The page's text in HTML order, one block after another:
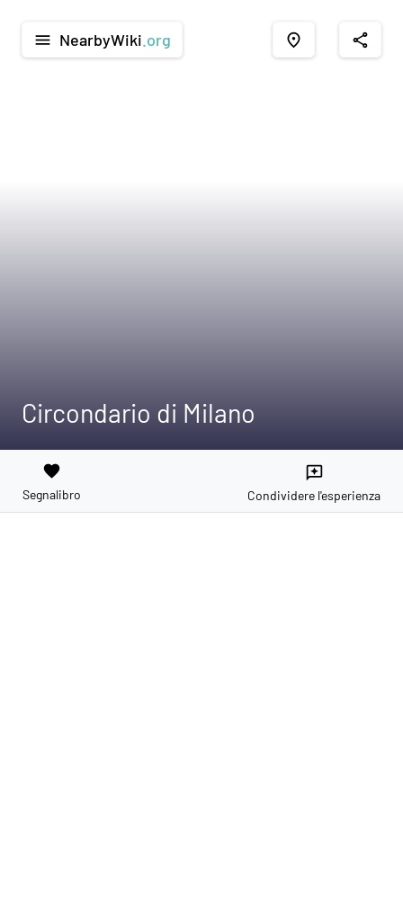
menu NearbyWiki .org place share
Circondario di Milano
favorite
Segnalibro
reviews
Condividere l'esperienza